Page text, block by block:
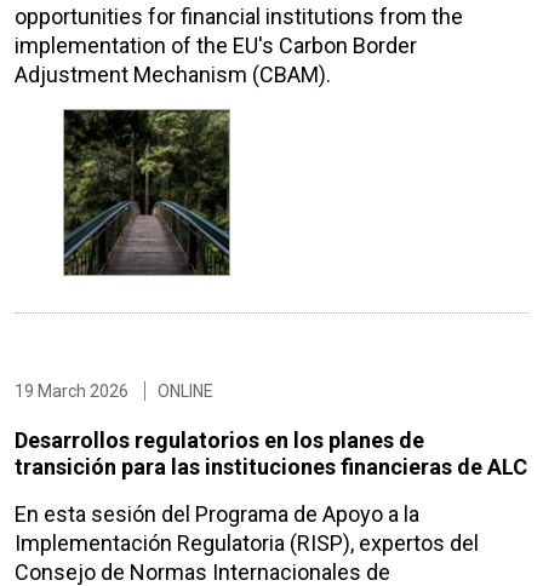
opportunities for financial institutions from the
implementation of the EU's Carbon Border
Adjustment Mechanism (CBAM).
19 March 2026 ONLINE
Desarrollos regulatorios en los planes de
transición para las instituciones financieras de ALC
En esta sesión del Programa de Apoyo a la
Implementación Regulatoria (RISP), expertos del
Consejo de Normas Internacionales de